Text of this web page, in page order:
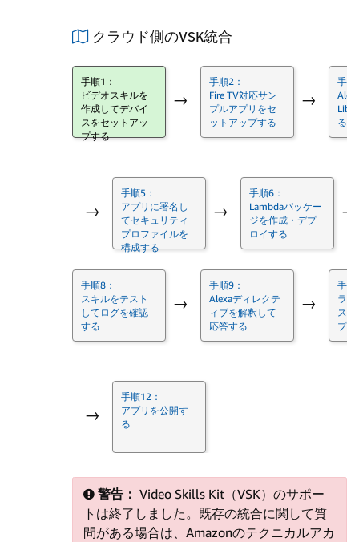
クラウド側のVSK統合
手順1：
ビデオスキルを
作成してデバイ
スをセットアッ
プする
→
手順2：
Fire TV対応サン
プルアプリをセ
ットアップする
→
手順
る
→
手順5：
アプリに署名し
てセキュリティ
プロファイルを
構成する
→
手順6：
Lambdaパッケー
ジを作成・デプ
ロイする
→
手順8：
スキルをテスト
してログを確認
する
→
手順9：
Alexaディレクテ
ィブを解釈して
応答する
→
手順
ラ
ス
プ
→
手順12：
アプリを公開す
る
警告： Video Skills Kit（VSK）のサポー
トは終了しました。既存の統合に関して質
問がある場合は、Amazonのテクニカルアカ